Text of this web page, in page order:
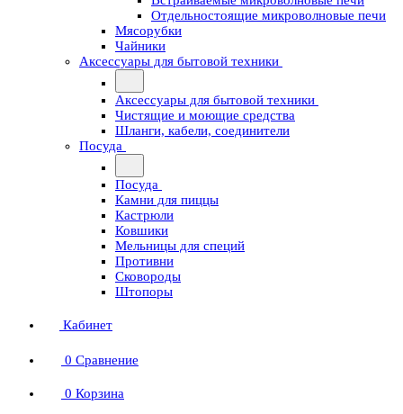
Отдельностоящие микроволновые печи
Мясорубки
Чайники
Аксессуары для бытовой техники
Аксессуары для бытовой техники
Чистящие и моющие средства
Шланги, кабели, соединители
Посуда
Посуда
Камни для пиццы
Кастрюли
Ковшики
Мельницы для специй
Противни
Сковороды
Штопоры
Кабинет
0 Сравнение
0 Корзина